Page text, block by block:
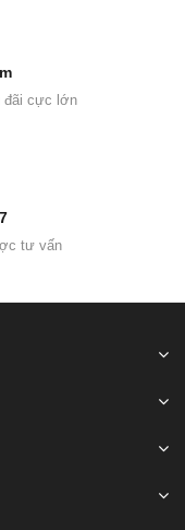
đãi cực lớn
tư vấn